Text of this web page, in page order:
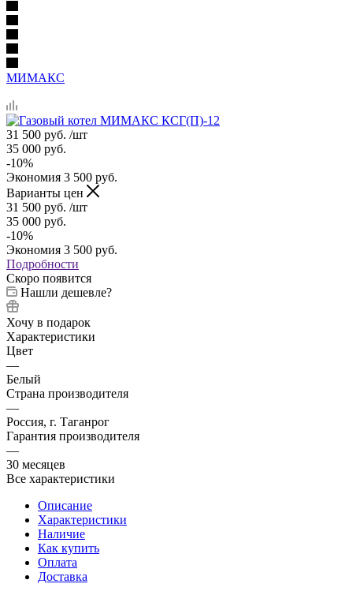
МИМАКС
31 500 руб. /шт
35 000 руб.
-10%
Экономия 3 500 руб.
Варианты цен
31 500 руб. /шт
35 000 руб.
-10%
Экономия 3 500 руб.
Подробности
Скоро появится
Нашли дешевле?
Хочу в подарок
Характеристики
Цвет
—
Белый
Страна производителя
—
Россия, г. Таганрог
Гарантия производителя
—
30 месяцев
Все характеристики
Описание
Характеристики
Наличие
Как купить
Оплата
Доставка